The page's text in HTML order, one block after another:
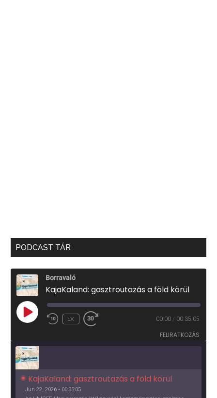
PODCAST TÁR
Borravaló
KajaKaland: gasztroutazás a föld körül
PLAY
EPISODE
1X 00:00 / 00:35:05
FELIRATKOZÁS
KajaKaland: gasztroutazás a föld körül
Jun 22, 2026 • 00:35:05